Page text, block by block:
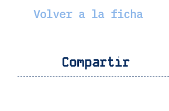
Volver a la ficha
Compartir